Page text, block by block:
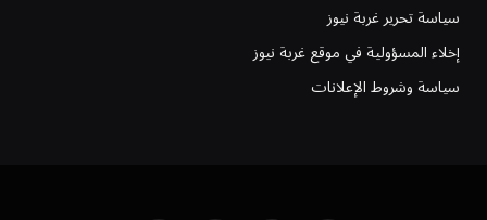
سياسة تحرير غربة نيوز
إخلاء المسؤولية في موقع غربة نيوز
سياسة وشروط الإعلانات